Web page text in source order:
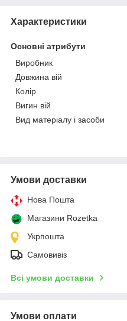
Характеристики
Основні атрибути
Виробник
Довжина вій
Колір
Вигин вій
Вид матеріалу і засоби
Умови доставки
Нова Пошта
Магазини Rozetka
Укрпошта
Самовивіз
Всі умови доставки
Умови оплати